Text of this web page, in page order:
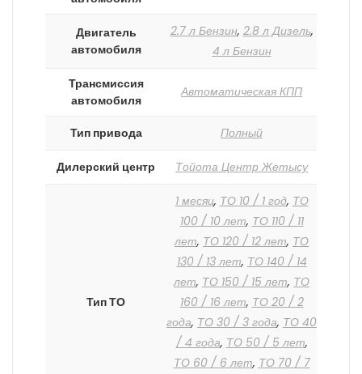
Двигатель
автомобиля
2.7 л Бензин, 2.8 л Дизель,
4 л Бензин
Трансмиссия
автомобиля
Автоматическая КПП
Тип привода Полный
Дилерский центр Тойота Центр Жетысу
Тип ТО
1 месяц, ТО 10 / 1 год, ТО
100 / 10 лет, ТО 110 / 11
лет, ТО 120 / 12 лет, ТО
130 / 13 лет, ТО 140 / 14
лет, ТО 150 / 15 лет, ТО
160 / 16 лет, ТО 20 / 2
года, ТО 30 / 3 года, ТО 40
/ 4 года, ТО 50 / 5 лет,
ТО 60 / 6 лет, ТО 70 / 7